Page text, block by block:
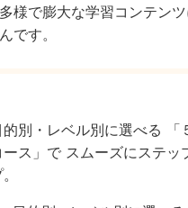
様で膨大な学習コンテン
です。